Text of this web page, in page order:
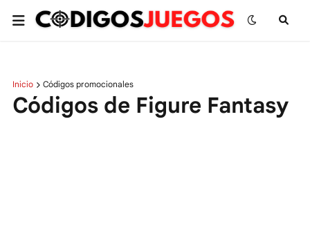
Inicio Códigos promocionales
Códigos de Figure Fantasy